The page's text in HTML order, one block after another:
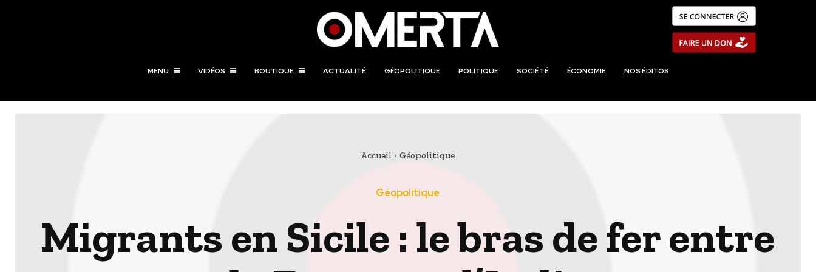
MENU VIDÉOS BOUTIQUE ACTUALITÉ GÉOPOLITIQUE POLITIQUE SOCIÉTÉ ÉCONOMIE NOS ÉDITOS
Accueil Géopolitique
Géopolitique
Migrants en Sicile : le bras de fer entre